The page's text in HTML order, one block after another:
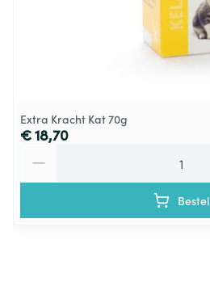
Extra Kracht Kat 70g
€ 18,70
Bestel